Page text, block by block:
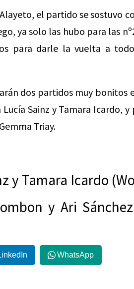
el partido se sostuvo
ya solo las hubo para las
para darle la vuelta a
dos partidos muy bonitos
Sainz y Tamara Icardo,
Triay.
y Tamara Icardo
y Ari
WhatsApp